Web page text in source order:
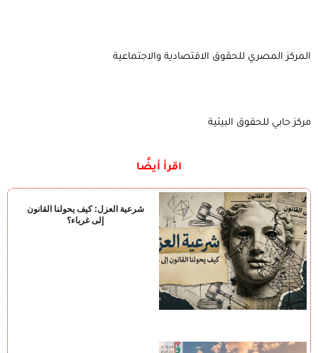
المركز المصري للحقوق الاقتصادية والاجتماعية
مركز حابي للحقوق البيئية
اقرأ أيضًا
شرعية العزل: كيف يحولنا القانون
إلى غرباء؟